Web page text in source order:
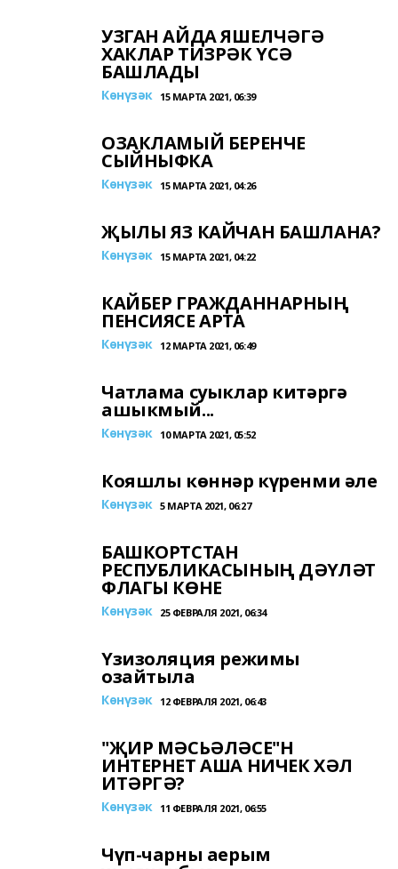
УЗГАН АЙДА ЯШЕЛЧӘГӘ
ХАКЛАР ТИЗРӘК ҮСӘ
БАШЛАДЫ
Көнүзәк 15 МАРТА 2021, 06:39
ОЗАКЛАМЫЙ БЕРЕНЧЕ
СЫЙНЫФКА
Көнүзәк 15 МАРТА 2021, 04:26
ҖЫЛЫ ЯЗ КАЙЧАН БАШЛАНА?
Көнүзәк 15 МАРТА 2021, 04:22
КАЙБЕР ГРАЖДАННАРНЫҢ
ПЕНСИЯСЕ АРТА
Көнүзәк 12 МАРТА 2021, 06:49
Чатлама суыклар китәргә
ашыкмый...
Көнүзәк 10 МАРТА 2021, 05:52
Кояшлы көннәр күренми әле
Көнүзәк 5 МАРТА 2021, 06:27
БАШКОРТСТАН
РЕСПУБЛИКАСЫНЫҢ ДӘҮЛӘТ
ФЛАГЫ КӨНЕ
Көнүзәк 25 ФЕВРАЛЯ 2021, 06:34
Үзизоляция режимы
озайтыла
Көнүзәк 12 ФЕВРАЛЯ 2021, 06:43
"ҖИР МӘСЬӘЛӘСЕ"Н
ИНТЕРНЕТ АША НИЧЕК ХӘЛ
ИТӘРГӘ?
Көнүзәк 11 ФЕВРАЛЯ 2021, 06:55
Чүп-чарны аерым